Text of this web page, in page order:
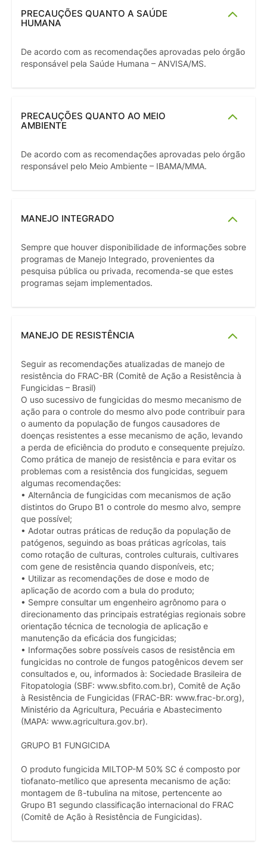
PRECAUÇÕES QUANTO A SAÚDE
HUMANA
De acordo com as recomendações aprovadas pelo órgão
responsável pela Saúde Humana – ANVISA/MS.
PRECAUÇÕES QUANTO AO MEIO
AMBIENTE
De acordo com as recomendações aprovadas pelo órgão
responsável pelo Meio Ambiente – IBAMA/MMA.
MANEJO INTEGRADO
Sempre que houver disponibilidade de informações sobre
programas de Manejo Integrado, provenientes da
pesquisa pública ou privada, recomenda-se que estes
programas sejam implementados.
MANEJO DE RESISTÊNCIA
Seguir as recomendações atualizadas de manejo de
resistência do FRAC-BR (Comitê de Ação a Resistência à
Fungicidas – Brasil)
O uso sucessivo de fungicidas do mesmo mecanismo de
ação para o controle do mesmo alvo pode contribuir para
o aumento da população de fungos causadores de
doenças resistentes a esse mecanismo de ação, levando
a perda de eficiência do produto e consequente prejuízo.
Como prática de manejo de resistência e para evitar os
problemas com a resistência dos fungicidas, seguem
algumas recomendações:
• Alternância de fungicidas com mecanismos de ação
distintos do Grupo B1 o controle do mesmo alvo, sempre
que possível;
• Adotar outras práticas de redução da população de
patógenos, seguindo as boas práticas agrícolas, tais
como rotação de culturas, controles culturais, cultivares
com gene de resistência quando disponíveis, etc;
• Utilizar as recomendações de dose e modo de
aplicação de acordo com a bula do produto;
• Sempre consultar um engenheiro agrônomo para o
direcionamento das principais estratégias regionais sobre
orientação técnica de tecnologia de aplicação e
manutenção da eficácia dos fungicidas;
• Informações sobre possíveis casos de resistência em
fungicidas no controle de fungos patogênicos devem ser
consultados e, ou, informados à: Sociedade Brasileira de
Fitopatologia (SBF: www.sbfito.com.br), Comitê de Ação
à Resistência de Fungicidas (FRAC-BR: www.frac-br.org),
Ministério da Agricultura, Pecuária e Abastecimento
(MAPA: www.agricultura.gov.br).
GRUPO B1 FUNGICIDA
O produto fungicida MILTOP-M 50% SC é composto por
tiofanato-metílico que apresenta mecanismo de ação:
montagem de ß-tubulina na mitose, pertencente ao
Grupo B1 segundo classificação internacional do FRAC
(Comitê de Ação à Resistência de Fungicidas).